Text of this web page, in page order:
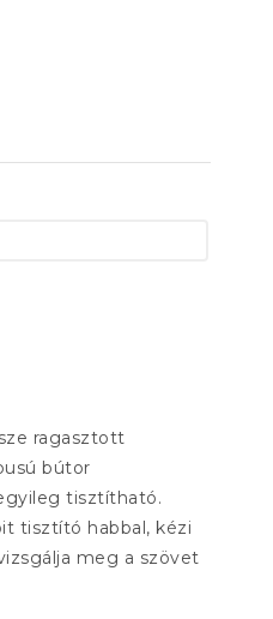
ragasztott
bútor
tisztítható.
tisztító habbal, kézi
meg a szövet